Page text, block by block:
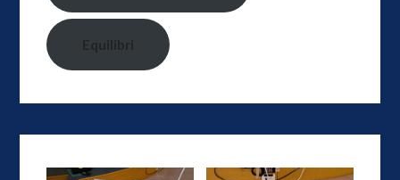
Equilibri